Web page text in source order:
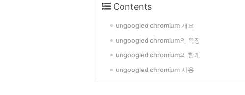
Contents
ungoogled chromium 개요
ungoogled chromium의 특징
ungoogled chromium의 한계
ungoogled chromium 사용